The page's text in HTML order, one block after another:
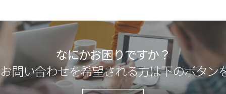
なにかお困りですか？
お問い合わせを希望される方は下のボタン